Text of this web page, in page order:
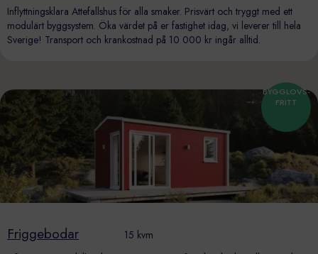
Inflyttningsklara Attefallshus för alla smaker. Prisvärt och tryggt med ett
modulärt byggsystem. Öka värdet på er fastighet idag, vi leverer till hela
Sverige! Transport och krankostnad på 10 000 kr ingår alltid.
BYGGLOVS-
FRITT
Friggebodar
15 kvm